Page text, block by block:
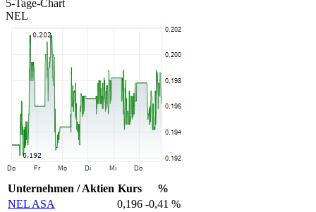
5-Tage-Chart
NEL
Unternehmen / Aktien Kurs
%
NEL ASA
0,196 -0,41 %